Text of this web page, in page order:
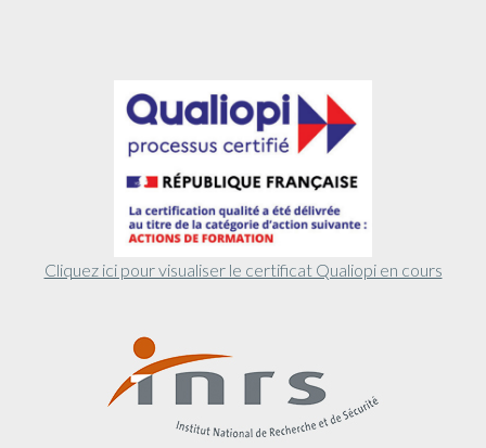
Cliquez ici pour visualiser le certificat Qualiopi en cours